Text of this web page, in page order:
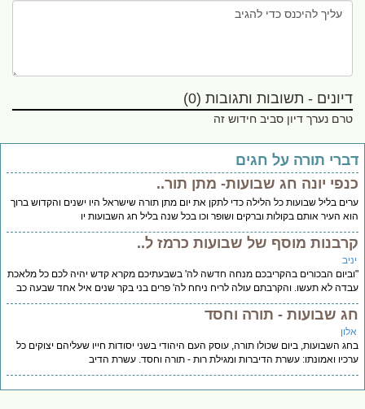
דיונים - תשובות ותגובות (0)
טרם נערך דיון סביב חידוש זה
תורה על חגים
יונה חג שבועות- מתן תור..
בליל שבועות כל הלילה כדי לתקן את יום מתן תורה שישראל היו ישנים והקדוש ברוך
העיר אותם בקולות וברקים ושופר וכו בכל שנה בליל חג השבועות יו
מוסף של שבועות כרמז ל..
הבכורים בהקריבכם מנחה חדשה לה' בשבעתיכם מקרא קדש יהיה לכם כל מלאכת
לא תעשו. והקרבתם עולה לריח ניחח לה' פרים בני בקר שנים איל אחד שבעה כב
שבועות - תורה וחסד
השבועות, ביום שכולו תורה, עוסק העם היהודי בשני יסודות חייו שעליהם יצוקים כל
ואמונתו: עשרת הדיברות ומגילת רות - תורה וחסד. עשרת הדיב